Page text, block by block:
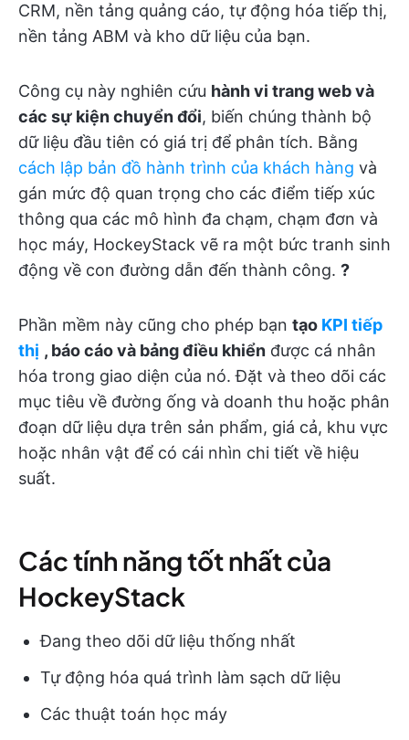
CRM, nền tảng quảng cáo, tự động hóa tiếp thị,
nền tảng ABM và kho dữ liệu của bạn.
Công cụ này nghiên cứu hành vi trang web và
các sự kiện chuyển đổi, biến chúng thành bộ
dữ liệu đầu tiên có giá trị để phân tích. Bằng
cách lập bản đồ hành trình của khách hàng và
gán mức độ quan trọng cho các điểm tiếp xúc
thông qua các mô hình đa chạm, chạm đơn và
học máy, HockeyStack vẽ ra một bức tranh sinh
động về con đường dẫn đến thành công. ?
Phần mềm này cũng cho phép bạn tạo KPI tiếp
thị , báo cáo và bảng điều khiển được cá nhân
hóa trong giao diện của nó. Đặt và theo dõi các
mục tiêu về đường ống và doanh thu hoặc phân
đoạn dữ liệu dựa trên sản phẩm, giá cả, khu vực
hoặc nhân vật để có cái nhìn chi tiết về hiệu
suất.
Các tính năng tốt nhất của
HockeyStack
Đang theo dõi dữ liệu thống nhất
Tự động hóa quá trình làm sạch dữ liệu
Các thuật toán học máy